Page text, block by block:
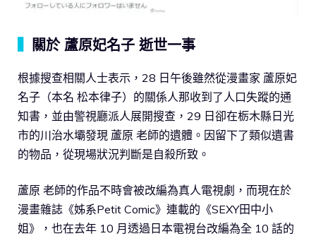
關於 蘆原妃名子 逝世一事
根據搜查相關人士表示，28 日午後雖然從漫畫家 蘆原妃
名子（本名 松本律子）的關係人那收到了人口失蹤的通
知書，並由警視廳派人展開搜查，29 日卻在栃木縣日光
市的川治水壩發現 蘆原 老師的遺體。因留下了類似遺書
的物品，從現場狀況判斷是自殺所致。
蘆原 老師的作品不時會被改編為真人電視劇，而現在於
漫畫雜誌《姊系Petit Comic》連載的《SEXY田中小
姐》，也在去年 10 月透過日本電視台改編為全 10 話的